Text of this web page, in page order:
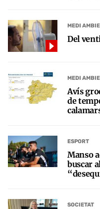
MEDI
Del
MEDI
Avís
de
ESPORT
Manso
buscar
SOCIETAT